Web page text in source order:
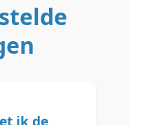
ik de